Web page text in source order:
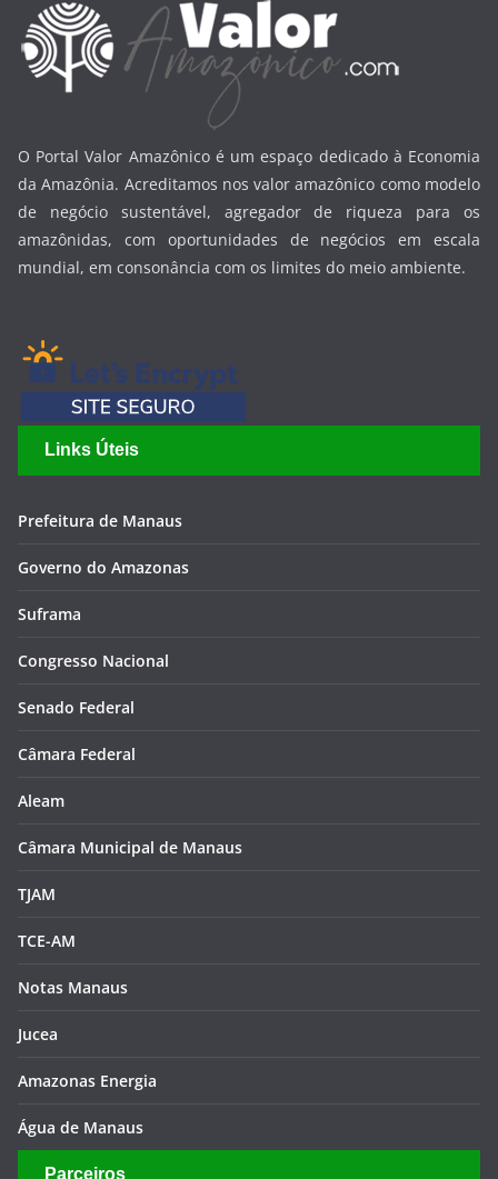
O Portal Valor Amazônico é um espaço dedicado à Economia
da Amazônia. Acreditamos nos valor amazônico como modelo
de negócio sustentável, agregador de riqueza para os
amazônidas, com oportunidades de negócios em escala
mundial, em consonância com os limites do meio ambiente.
Links Úteis
Prefeitura de Manaus
Governo do Amazonas
Suframa
Congresso Nacional
Senado Federal
Câmara Federal
Aleam
Câmara Municipal de Manaus
TJAM
TCE-AM
Notas Manaus
Jucea
Amazonas Energia
Água de Manaus
Parceiros